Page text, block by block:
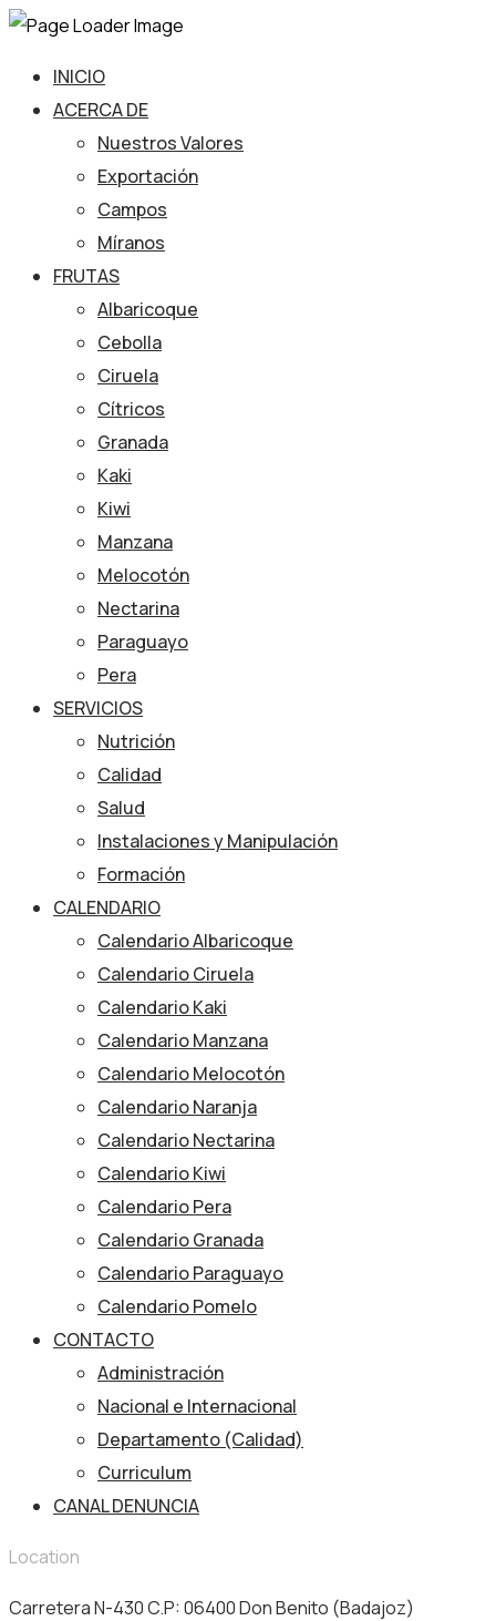
INICIO
ACERCA DE
Nuestros Valores
Exportación
Campos
Míranos
FRUTAS
Albaricoque
Cebolla
Ciruela
Cítricos
Granada
Kaki
Kiwi
Manzana
Melocotón
Nectarina
Paraguayo
Pera
SERVICIOS
Nutrición
Calidad
Salud
Instalaciones y Manipulación
Formación
CALENDARIO
Calendario Albaricoque
Calendario Ciruela
Calendario Kaki
Calendario Manzana
Calendario Melocotón
Calendario Naranja
Calendario Nectarina
Calendario Kiwi
Calendario Pera
Calendario Granada
Calendario Paraguayo
Calendario Pomelo
CONTACTO
Administración
Nacional e Internacional
Departamento (Calidad)
Curriculum
CANAL DENUNCIA
Location
Carretera N-430 C.P: 06400 Don Benito (Badajoz)